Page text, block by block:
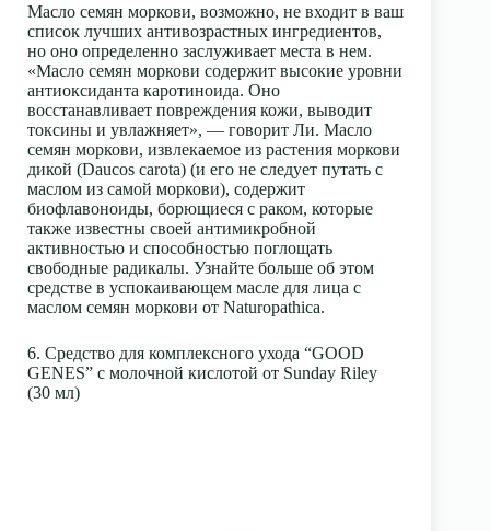
Масло семян моркови, возможно, не входит в ваш
список лучших антивозрастных ингредиентов,
но оно определенно заслуживает места в нем.
«Масло семян моркови содержит высокие уровни
антиоксиданта каротиноида. Оно
восстанавливает повреждения кожи, выводит
токсины и увлажняет», — говорит Ли. Масло
семян моркови, извлекаемое из растения моркови
дикой (Daucos carota) (и его не следует путать с
маслом из самой моркови), содержит
биофлавоноиды, борющиеся с раком, которые
также известны своей антимикробной
активностью и способностью поглощать
свободные радикалы. Узнайте больше об этом
средстве в успокаивающем масле для лица с
маслом семян моркови от Naturopathica.
6. Средство для комплексного ухода “GOOD
GENES” с молочной кислотой от Sunday Riley
(30 мл)